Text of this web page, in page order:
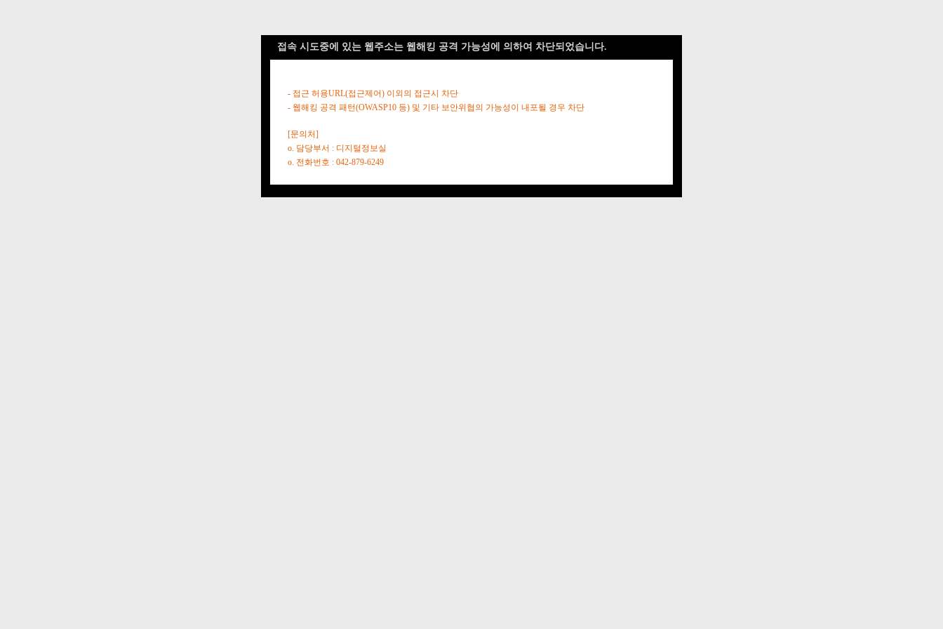
접속 시도중에 있는 웹주소는 웹해킹 공격 가능성에 의하여 차단되었습니다.
- 접근 허용URL(접근제어) 이외의 접근시 차단
- 웹해킹 공격 패턴(OWASP10 등) 및 기타 보안위협의 가능성이 내포될 경우 차단
[문의처]
o. 담당부서 : 디지털정보실
o. 전화번호 : 042-879-6249